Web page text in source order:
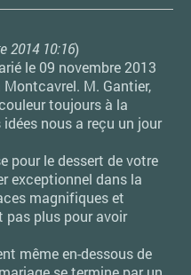
2014 10:16)
le 09 novembre 2013
M. Gantier,
toujours à la
nous a reçu un jour
pour le dessert de votre
exceptionnel dans la
magnifiques et
plus pour avoir
même en-dessous de